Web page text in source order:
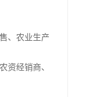
、农业生产
资经销商、